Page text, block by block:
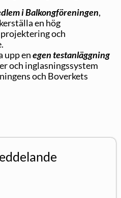
i Balkongföreningen,
en hög
och
upp enegen testanläggning
och inglasningssystem
och Boverkets